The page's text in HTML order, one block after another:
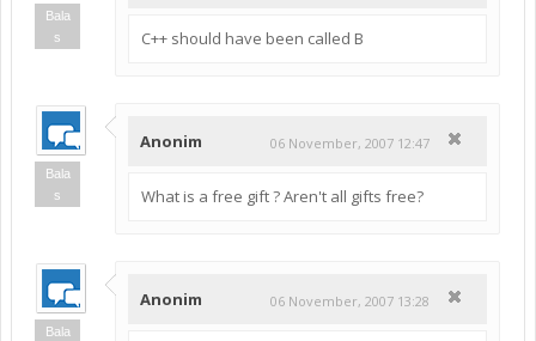
Bala
s
C++ should have been called B
Bala
s
Anonim 06 November, 2007 12:47
What is a free gift ? Aren't all gifts free?
Bala
Anonim 06 November, 2007 13:28